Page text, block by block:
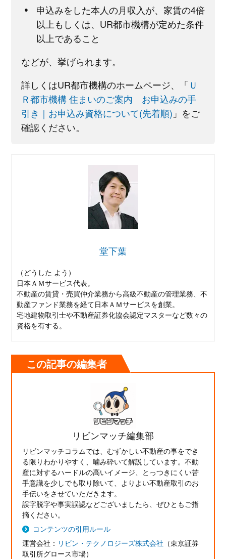
申込みをした本人の月収入が、家賃の4倍
以上もしくは、UR都市機構が定めた条件
以上であること
などが、挙げられます。
詳しくはUR都市機構のホームページ、「Ｕ
Ｒ都市機構 住まいのご案内 お申込みの手
引き｜お申込み資格について(先着順) 」をご
確認ください。
堂下葉
（どうした よう）
日本ＡＭサービス代表。
不動産の賃貸・売買仲介業務から高級不動産の管理業務、不
動産ファンド業務を経て日本ＡＭサービスを創業。
宅地建物取引士や不動産証券化協会認定マスターなど数々の
資格を有する。
この記事の編集者
リビンマッチ編集部
リビンマッチコラムでは、むずかしい不動産の事をでき
る限りわかりやすく、噛み砕いて解説しています。不動
産に対するハードルの高いイメージ、とっつきにくい苦
手意識を少しでも取り除いて、よりよい不動産取引のお
手伝いをさせていただきます。
誤字脱字や事実誤認などございましたら、ぜひともご指
摘ください。
コンテンツの引用ルール
運営会社： リビン・テクノロジーズ株式会社 （東京証券
取引所グロース市場）